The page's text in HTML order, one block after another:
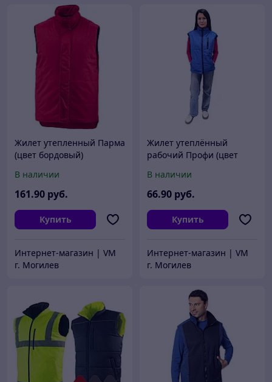
Жилет утепленный Парма
(цвет бордовый)
В наличии
161.90 руб.
Купить
Интернет-магазин | VM
г. Могилев
Жилет утеплённый
рабочий Профи (цвет
В наличии
66.90 руб.
Купить
Интернет-магазин | VM
г. Могилев